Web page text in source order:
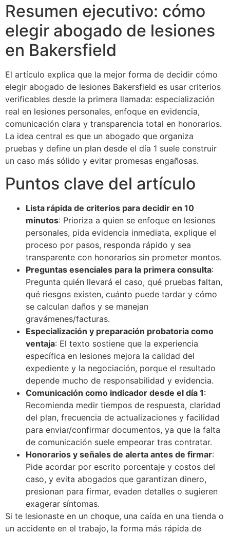
Resumen ejecutivo: cómo
elegir abogado de lesiones
en Bakersfield
El artículo explica que la mejor forma de decidir cómo
elegir abogado de lesiones Bakersfield es usar criterios
verificables desde la primera llamada: especialización
real en lesiones personales, enfoque en evidencia,
comunicación clara y transparencia total en honorarios.
La idea central es que un abogado que organiza
pruebas y define un plan desde el día 1 suele construir
un caso más sólido y evitar promesas engañosas.
Puntos clave del artículo
Lista rápida de criterios para decidir en 10
minutos: Prioriza a quien se enfoque en lesiones
personales, pida evidencia inmediata, explique el
proceso por pasos, responda rápido y sea
transparente con honorarios sin prometer montos.
Preguntas esenciales para la primera consulta:
Pregunta quién llevará el caso, qué pruebas faltan,
qué riesgos existen, cuánto puede tardar y cómo
se calculan daños y se manejan
gravámenes/facturas.
Especialización y preparación probatoria como
ventaja: El texto sostiene que la experiencia
específica en lesiones mejora la calidad del
expediente y la negociación, porque el resultado
depende mucho de responsabilidad y evidencia.
Comunicación como indicador desde el día 1:
Recomienda medir tiempos de respuesta, claridad
del plan, frecuencia de actualizaciones y facilidad
para enviar/confirmar documentos, ya que la falta
de comunicación suele empeorar tras contratar.
Honorarios y señales de alerta antes de firmar:
Pide acordar por escrito porcentaje y costos del
caso, y evita abogados que garantizan dinero,
presionan para firmar, evaden detalles o sugieren
exagerar síntomas.
Si te lesionaste en un choque, una caída en una tienda o
un accidente en el trabajo, la forma más rápida de